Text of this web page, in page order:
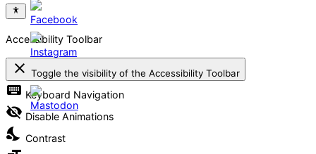
to
top
Accessibility Toolbar
close Toggle the visibility of the Accessibility Toolbar
keyboard Keyboard Navigation
visibility_off Disable Animations
nights_stay Contrast